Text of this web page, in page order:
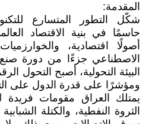
المقدمة:
شكّل التطور المتسارع
حاسمًا في بنية الاقتصاد
أصولًا اقتصادية،
الاصطناعي جزءًا من دورة
البيئة التحولية، أصبح التحول
ومؤشرًا على قدرة الدول على
يمتلك العراق مقومات فريدة
الثروة النفطية، والكتلة